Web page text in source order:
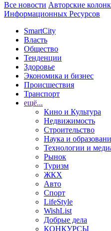
Все новости Авторские
Информационных Ресурсов
SmartCity
Власть
Общество
Тенденции
Здоровье
Экономика и бизнес
Происшествия
Транспорт
ещё...
Кино и Культура
Недвижимость
Строительство
Наука и
Технологии и
Рынок
Туризм
ЖКХ
Авто
Спорт
LifeStyle
WishList
Добрые дела
КОНКУРСЫ